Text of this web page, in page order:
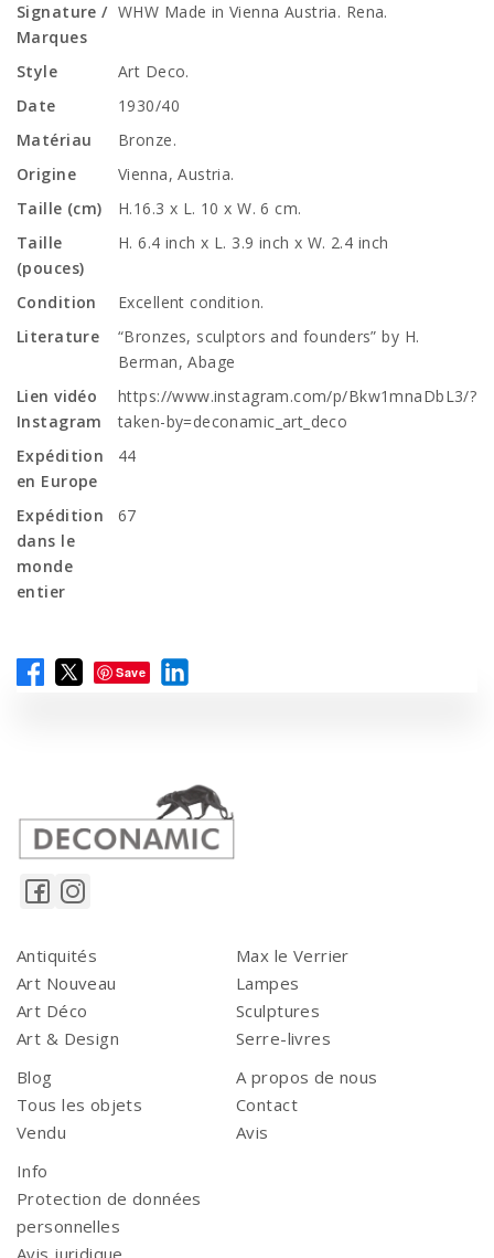
Signature /
Marques
WHW Made in Vienna Austria. Rena.
Style
Art Deco.
Date
1930/40
Matériau
Bronze.
Origine
Vienna, Austria.
Taille (cm)
H.16.3 x L. 10 x W. 6 cm.
Taille
(pouces)
H. 6.4 inch x L. 3.9 inch x W. 2.4 inch
Condition
Excellent condition.
Literature
“Bronzes, sculptors and founders” by H.
Berman, Abage
Lien vidéo
Instagram
https://www.instagram.com/p/Bkw1mnaDbL3/?
taken-by=deconamic_art_deco
Expédition
en Europe
44
Expédition
dans le
monde
entier
67
Save
Antiquités
Art Nouveau
Art Déco
Art & Design
Max le Verrier
Lampes
Sculptures
Serre-livres
Blog
Tous les objets
Vendu
A propos de nous
Contact
Avis
Info
Protection de données
personnelles